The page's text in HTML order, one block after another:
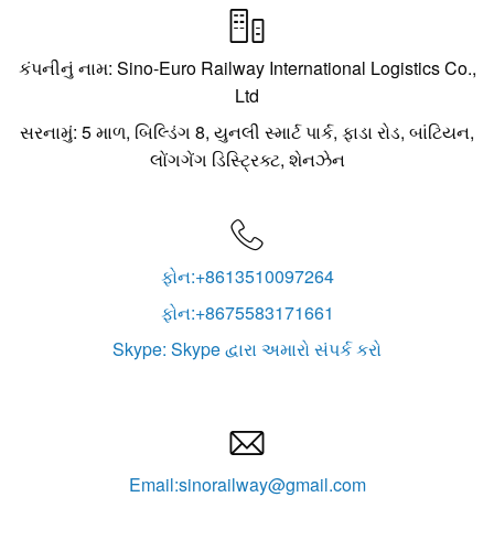

કંપનીનું નામ: Sino-Euro Railway International Logistics Co.,
Ltd
સરનામું: 5 માળ, બિલ્ડિંગ 8, યુનલી સ્માર્ટ પાર્ક, ફાડા રોડ, બાંટિયન,
લોંગગેંગ ડિસ્ટ્રિક્ટ, શેનઝેન

ફોન:+8613510097264
ફોન:+8675583171661
Skype: Skype દ્વારા અમારો સંપર્ક કરો

Email:sinorailway@gmail.com